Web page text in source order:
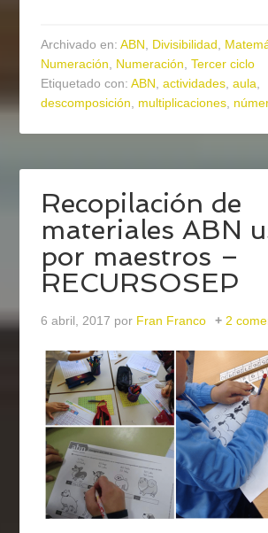
Archivado en:ABN Divisibilidad
Numeración
Numeración ,Tercer ciclo
Etiquetado con:ABN ,actividades ,aula
descomposición
multiplicaciones
Recopilación de
materiales ABN
por maestros –
RECURSOSEP
6 abril, 2017 por Fran Franco 2